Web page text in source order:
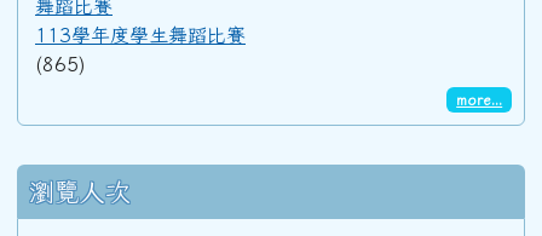
113學年度學生舞蹈比賽
(865)
more...
瀏覽人次